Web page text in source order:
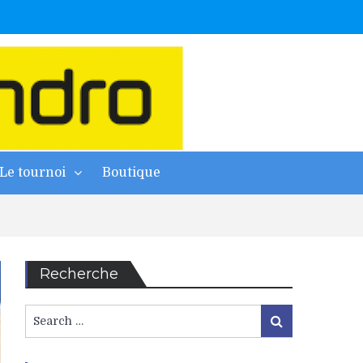
Le tournoi Boutique
Recherche
for:
Search